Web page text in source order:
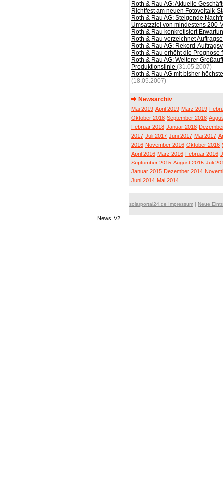
Roth & Rau AG: Aktuelle
Richtfest am neuen Fotovoltaik-
Roth & Rau AG: Steigende
Umsatzziel von mindestens 200
Roth & Rau konkretisiert
Roth & Rau verzeichnet
Roth & Rau AG: Rekord-
Roth & Rau erhöht die Prognose
Roth & Rau AG: Weiterer
Produktionslinie (31.05.2007)
Roth & Rau AG mit bisher
(18.05.2007)
Newsarchiv
Mai 2019 April 2019 März 2019
Oktober 2018 September 2018
Februar 2018 Januar 2018
2017 Juli 2017 Juni 2017 Mai 2017
2016 November 2016 Oktober 2016
April 2016 März 2016 Februar 2016
September 2015 August 2015 Juli
Januar 2015 Dezember 2014
Juni 2014 Mai 2014
solarportal24.de Impressum | Neue
News_V2